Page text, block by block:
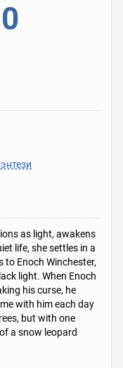
0
as light, awakens
life, she settles in a
Enoch Winchester,
light. When Enoch
his curse, he
with him each day
but with one
a snow leopard